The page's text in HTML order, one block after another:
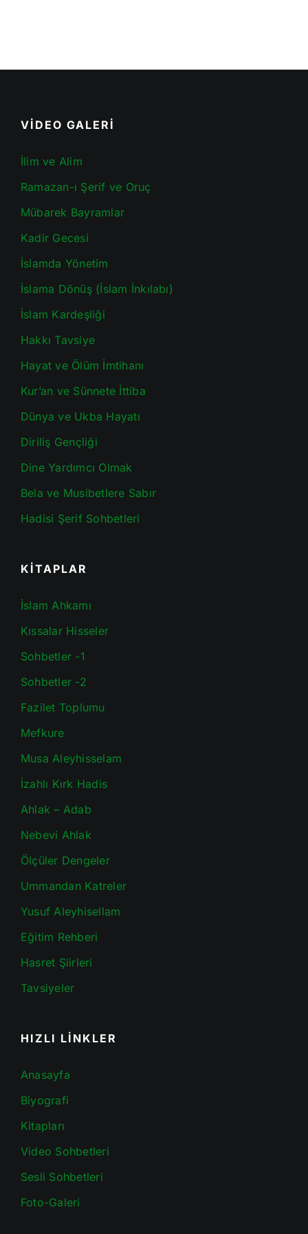
VİDEO GALERİ
İlim ve Alim
Ramazan-ı Şerif ve Oruç
Mübarek Bayramlar
Kadir Gecesi
İslamda Yönetim
İslama Dönüş (İslam İnkılabı)
İslam Kardeşliği
Hakkı Tavsiye
Hayat ve Ölüm İmtihanı
Kur’an ve Sünnete İttiba
Dünya ve Ukba Hayatı
Diriliş Gençliği
Dine Yardımcı Olmak
Bela ve Musibetlere Sabır
Hadisi Şerif Sohbetleri
KİTAPLAR
İslam Ahkamı
Kıssalar Hisseler
Sohbetler -1
Sohbetler -2
Fazilet Toplumu
Mefkure
Musa Aleyhisselam
İzahlı Kırk Hadis
Ahlak – Adab
Nebevi Ahlak
Ölçüler Dengeler
Ummandan Katreler
Yusuf Aleyhisellam
Eğitim Rehberi
Hasret Şiirleri
Tavsiyeler
HIZLI LİNKLER
Anasayfa
Biyografi
Kitapları
Video Sohbetleri
Sesli Sohbetleri
Foto-Galeri